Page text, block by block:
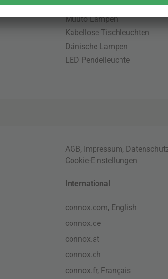
Pendellampe für Außen
Muuto Lampen
Kabellose Tischleuchten
Dänische Lampen
LED Pendelleuchte
AGB, Impressum,
Cookie-Einstellungen
International
connox.com, English
connox.de
connox.at
connox.ch
connox.fr, Français